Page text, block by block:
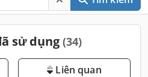
sử dụng (34)
Liên quan